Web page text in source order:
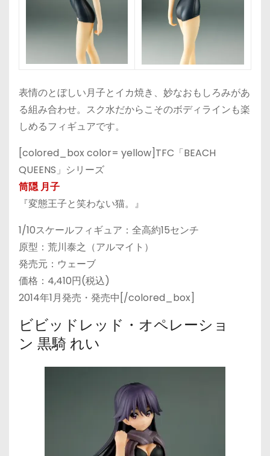
表情のとぼしい月子とイカ焼き、妙なおもしろみがあ
る組み合わせ。スク水だからこそのボディラインも楽
しめるフィギュアです。
[colored_box color= yellow]TFC「BEACH
QUEENS」シリーズ
筒隠 月子
『変態王子と笑わない猫。』
1/10スケールフィギュア：全高約15センチ
原型：荒川泰之（アルマイト）
発売元：ウェーブ
価格：4,410円(税込)
2014年1月発売・発売中[/colored_box]
ビビッドレッド・オペレーショ
ン 黒騎 れい